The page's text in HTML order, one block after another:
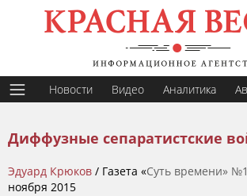
Новости Видео Аналитика
Диффузные сепаратистские
Эдуард Крюков / Газета «Суть времени»
ноября 2015